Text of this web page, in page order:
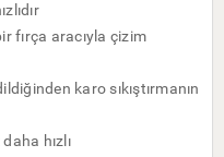
fırça aracıyla çizim
karo sıkıştırmanın
hızlı